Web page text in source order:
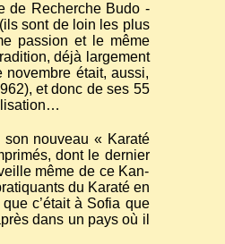
de Recherche Budo -
sont de loin les plus
passion et le même
déjà largement
était, aussi,
et donc de ses 55
son nouveau « Karaté
dont le dernier
même de ce Kan-
du Karaté en
c’était à Sofia que
dans un pays où il